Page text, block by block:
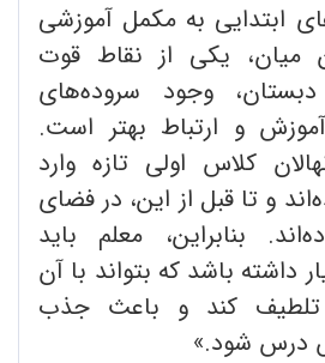
ابتدایی به مکمل آموزشی
میان، یکی از نقاط قوت
وجود سروده‌های
و ارتباط بهتر است.
کلاس ‌اولی تازه وارد
و تا قبل از این، در فضای
بنابراین، معلم باید
داشته باشد که بتواند با آن
کند و باعث جذب
درس شود.»